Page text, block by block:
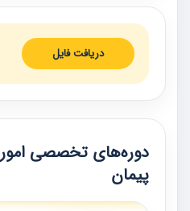
دریافت فایل
دوره‌های تخصصی امور
پیمان